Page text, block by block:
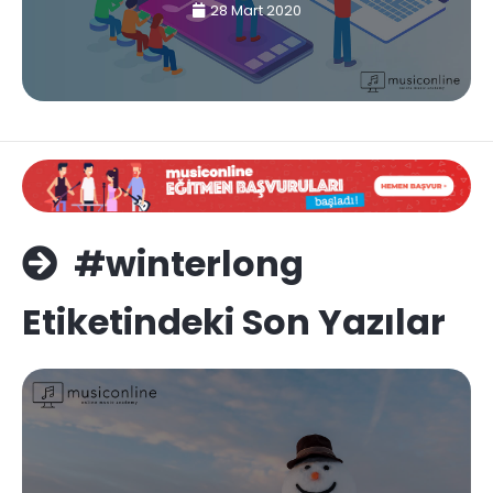
28 Mart 2020
#winterlong
Etiketindeki Son Yazılar